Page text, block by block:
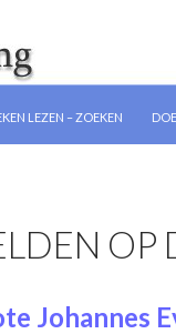
LEZEN – ZOEKEN
OP
Johannes